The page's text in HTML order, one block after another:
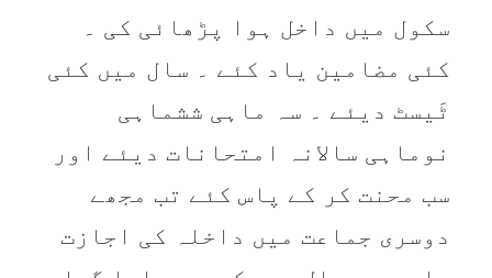
سکول میں داخل ہوا پڑھائی کی ۔
کئی مضامین یاد کئے ۔ سال میں کئی
ٹَیسٹ دیئے ۔ سہ ماہی ششماہی
نوماہی سالانہ امتحانات دیئے اور
سب محنت کر کے پاس کئے تب مجھے
دوسری جماعت میں داخلہ کی اجازت